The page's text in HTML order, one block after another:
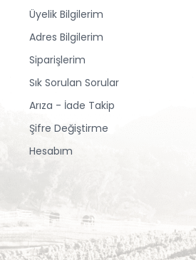
Üyelik Bilgilerim
Adres Bilgilerim
Siparişlerim
Sık Sorulan Sorular
Arıza - İade Takip
Şifre Değiştirme
Hesabım